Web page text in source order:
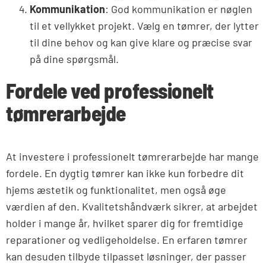
Kommunikation: God kommunikation er nøglen
til et vellykket projekt. Vælg en tømrer, der lytter
til dine behov og kan give klare og præcise svar
på dine spørgsmål.
Fordele ved professionelt
tømrerarbejde
At investere i professionelt tømrerarbejde har mange
fordele. En dygtig tømrer kan ikke kun forbedre dit
hjems æstetik og funktionalitet, men også øge
værdien af den. Kvalitetshåndværk sikrer, at arbejdet
holder i mange år, hvilket sparer dig for fremtidige
reparationer og vedligeholdelse. En erfaren tømrer
kan desuden tilbyde tilpasset løsninger, der passer